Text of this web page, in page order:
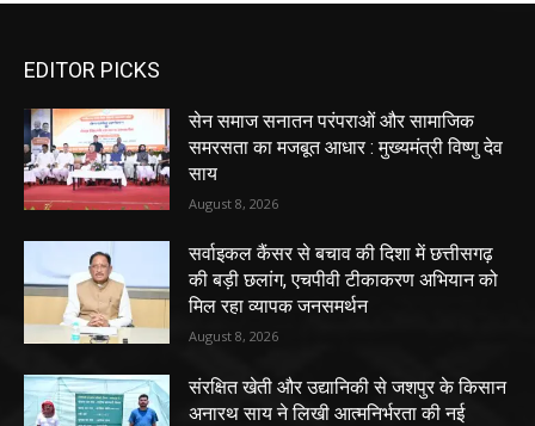
EDITOR PICKS
सेन समाज सनातन परंपराओं और सामाजिक
समरसता का मजबूत आधार : मुख्यमंत्री विष्णु देव
साय
August 8, 2026
सर्वाइकल कैंसर से बचाव की दिशा में छत्तीसगढ़
की बड़ी छलांग, एचपीवी टीकाकरण अभियान को
मिल रहा व्यापक जनसमर्थन
August 8, 2026
संरक्षित खेती और उद्यानिकी से जशपुर के किसान
अनारथ साय ने लिखी आत्मनिर्भरता की नई